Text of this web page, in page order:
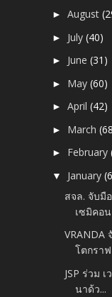
►August
► July(40)
► June(31)
► May(60)
►April(42)
► March
► February
▼ January
สจล. จับมื
เซมิคอน
VRANDA
โตกราฟ
JSP ร่วม
นาด้ว...